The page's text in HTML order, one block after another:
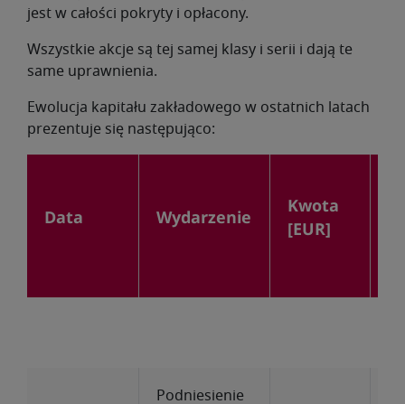
jest w całości pokryty i opłacony.
Wszystkie akcje są tej samej klasy i serii i dają te
same uprawnienia.
Ewolucja kapitału zakładowego w ostatnich latach
prezentuje się następująco:
Data Wydarzenie
Kwota
[EUR]
Podniesienie